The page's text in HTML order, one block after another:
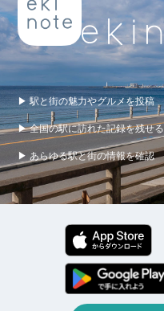
▶ 駅と街の魅力やグルメを投稿
▶ 全国の駅に訪れた記録を残せる
▶ あらゆる駅と街の情報を確認